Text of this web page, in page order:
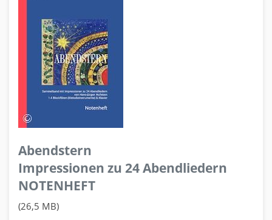
Abendstern
Impressionen zu 24 Abendliedern
NOTENHEFT
(26,5 MB)